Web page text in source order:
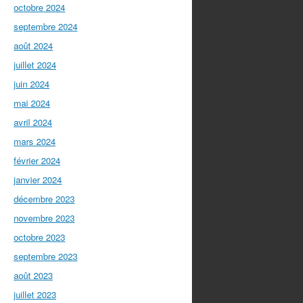
octobre 2024
septembre 2024
août 2024
juillet 2024
juin 2024
mai 2024
avril 2024
mars 2024
février 2024
janvier 2024
décembre 2023
novembre 2023
octobre 2023
septembre 2023
août 2023
juillet 2023